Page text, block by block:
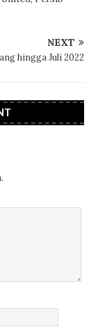
NEXT
hingga Juli 2022